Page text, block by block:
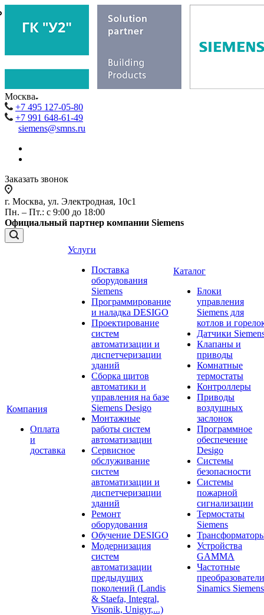
Москва
+7 495 127-05-80
+7 991 648-61-49
siemens@smns.ru
Заказать звонок
г. Москва, ул. Электродная, 10с1
Пн. – Пт.: с 9:00 до 18:00
Официальный партнер компании Siemens
Компания
Оплата
и
доставка
Услуги
Поставка
оборудования
Siemens
Программирование
и наладка DESIGO
Проектирование
систем
автоматизации и
диспетчеризации
зданий
Сборка щитов
автоматики и
управления на базе
Siemens Desigo
Монтажные
работы систем
автоматизации
Сервисное
обслуживание
систем
автоматизации и
диспетчеризации
зданий
Ремонт
оборудования
Обучение DESIGO
Модернизация
систем
автоматизации
предыдущих
поколений (Landis
& Staefa, Integral,
Visonik, Unigyr,...)
Каталог
Блоки
управления
Siemens для
котлов и
Датчики
Клапаны и
приводы
Комнатные
термостаты
Контроллеры
Приводы
воздушных
заслонок
Программное
обеспечение
Desigo
Системы
безопасности
Системы
пожарной
сигнализации
Термостаты
Siemens
Устройства
GAMMA
Частотные
преобразователи
Sinamics Siemens